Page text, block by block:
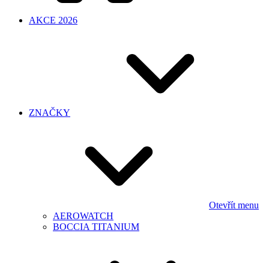
AKCE 2026
ZNAČKY
Otevřít menu
AEROWATCH
BOCCIA TITANIUM